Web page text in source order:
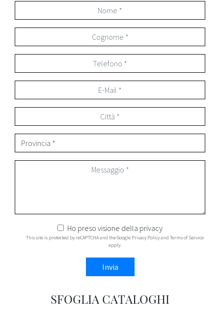
Ho preso visione della privacy
This site is protected by reCAPTCHA and the Google Privacy Policyand Terms of Service
apply.
Invia
SFOGLIA CATALOGHI